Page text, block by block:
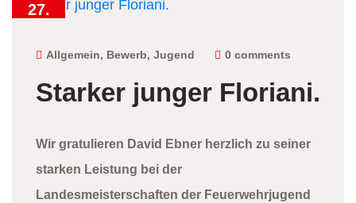
27.
Allgemein, Bewerb, Jugend 0 comments
Starker junger Floriani.
Wir gratulieren David Ebner herzlich zu seiner
starken Leistung bei der
Landesmeisterschaften der Feuerwehrjugend